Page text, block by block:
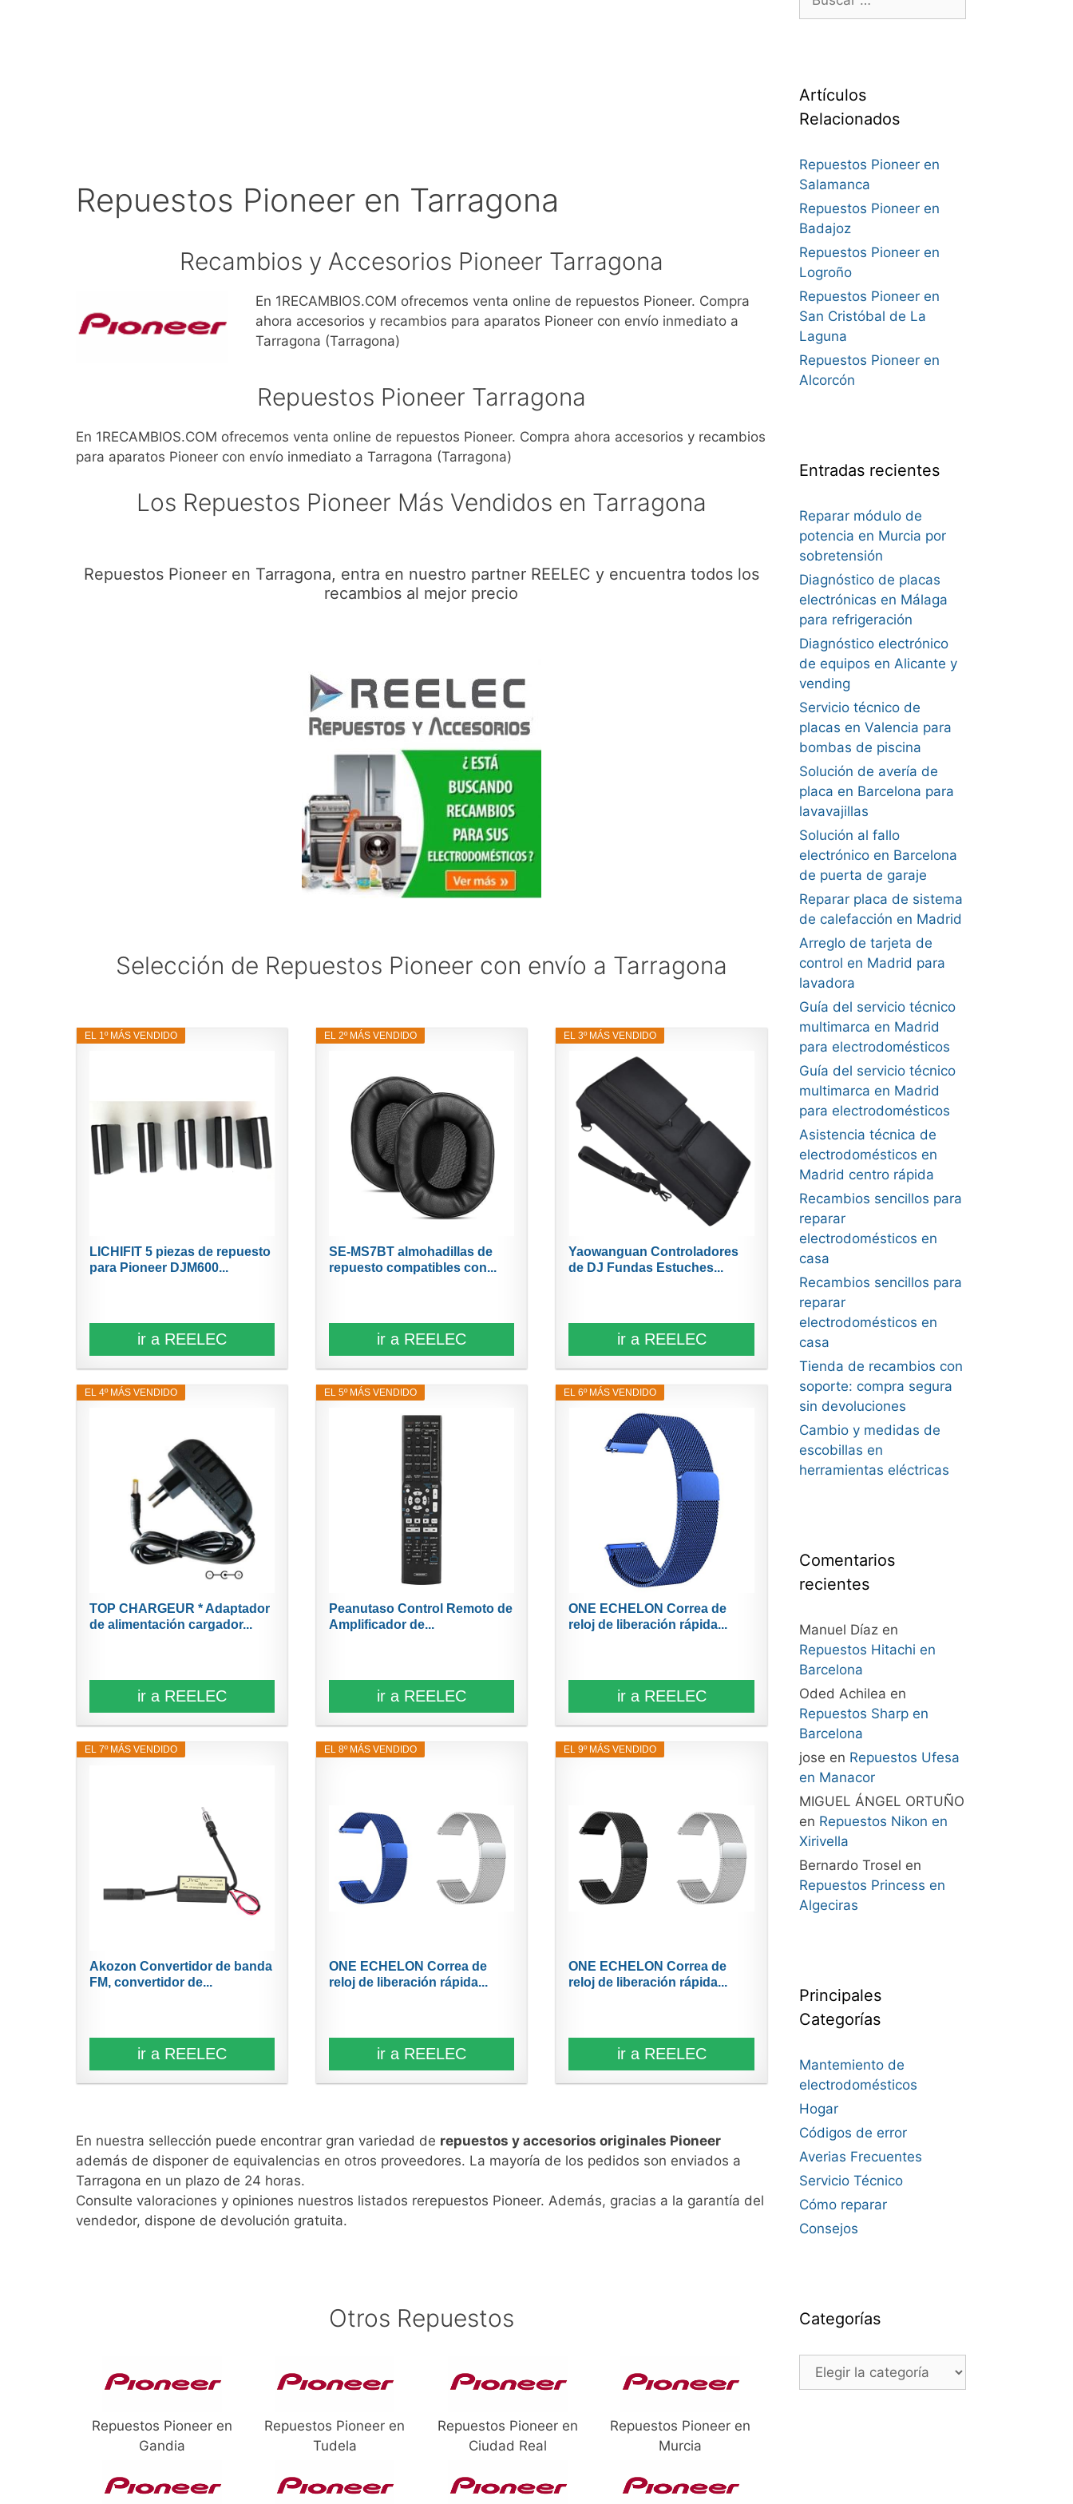
Repuestos Pioneer en Tarragona
Recambios y Accesorios Pioneer Tarragona
En 1RECAMBIOS.COM ofrecemos venta online de repuestos Pioneer. Compra
ahora accesorios y recambios para aparatos Pioneer con envío inmediato a
Tarragona (Tarragona)
Repuestos Pioneer Tarragona
En 1RECAMBIOS.COM ofrecemos venta online de repuestos Pioneer. Compra ahora accesorios y recambios
para aparatos Pioneer con envío inmediato a Tarragona (Tarragona)
Los Repuestos Pioneer Más Vendidos en Tarragona
Repuestos Pioneer en Tarragona, entra en nuestro partner REELEC y encuentra todos los
recambios al mejor precio
Selección de Repuestos Pioneer con envío a Tarragona
EL 1º MÁS VENDIDO
LICHIFIT 5 piezas de repuesto
para Pioneer DJM600...
ir a REELEC
EL 2º MÁS VENDIDO
SE-MS7BT almohadillas de
repuesto compatibles con...
ir a REELEC
EL 3º MÁS VENDIDO
Yaowanguan Controladores
de DJ Fundas Estuches...
ir a REELEC
EL 4º MÁS VENDIDO
TOP CHARGEUR * Adaptador
de alimentación cargador...
ir a REELEC
EL 5º MÁS VENDIDO
Peanutaso Control Remoto de
Amplificador de...
ir a REELEC
EL 6º MÁS VENDIDO
ONE ECHELON Correa de
reloj de liberación rápida...
ir a REELEC
EL 7º MÁS VENDIDO
Akozon Convertidor de banda
FM, convertidor de...
ir a REELEC
EL 8º MÁS VENDIDO
ONE ECHELON Correa de
reloj de liberación rápida...
ir a REELEC
EL 9º MÁS VENDIDO
ONE ECHELON Correa de
reloj de liberación rápida...
ir a REELEC
En nuestra sellección puede encontrar gran variedad de repuestos y accesorios originales Pioneer
además de disponer de equivalencias en otros proveedores. La mayoría de los pedidos son enviados a
Tarragona en un plazo de 24 horas.
Consulte valoraciones y opiniones nuestros listados rerepuestos Pioneer. Además, gracias a la garantía del
vendedor, dispone de devolución gratuita.
Otros Repuestos
Repuestos Pioneer en
Gandia
Repuestos Pioneer en
Tudela
Repuestos Pioneer en
Ciudad Real
Repuestos Pioneer en
Murcia
Artículos
Relacionados
Repuestos Pioneer en
Salamanca
Repuestos Pioneer en
Badajoz
Repuestos Pioneer en
Logroño
Repuestos Pioneer en
San Cristóbal de La
Laguna
Repuestos Pioneer en
Alcorcón
Entradas recientes
Reparar módulo de
potencia en Murcia por
sobretensión
Diagnóstico de placas
electrónicas en Málaga
para refrigeración
Diagnóstico electrónico
de equipos en Alicante y
vending
Servicio técnico de
placas en Valencia para
bombas de piscina
Solución de avería de
placa en Barcelona para
lavavajillas
Solución al fallo
electrónico en Barcelona
de puerta de garaje
Reparar placa de sistema
de calefacción en Madrid
Arreglo de tarjeta de
control en Madrid para
lavadora
Guía del servicio técnico
multimarca en Madrid
para electrodomésticos
Guía del servicio técnico
multimarca en Madrid
para electrodomésticos
Asistencia técnica de
electrodomésticos en
Madrid centro rápida
Recambios sencillos para
reparar
electrodomésticos en
casa
Recambios sencillos para
reparar
electrodomésticos en
casa
Tienda de recambios con
soporte: compra segura
sin devoluciones
Cambio y medidas de
escobillas en
herramientas eléctricas
Comentarios
recientes
Manuel Díazen
Repuestos Hitachi en
Barcelona
Oded Achilea en
Repuestos Sharp en
Barcelona
jose en Repuestos Ufesa
en Manacor
MIGUEL ÁNGEL ORTUÑO
en Repuestos Nikon en
Xirivella
Bernardo Trosel en
Repuestos Princess en
Algeciras
Principales
Categorías
Mantemiento de
electrodomésticos
Hogar
Códigos de error
Averias Frecuentes
Servicio Técnico
Cómo reparar
Consejos
Categorías
Categorías